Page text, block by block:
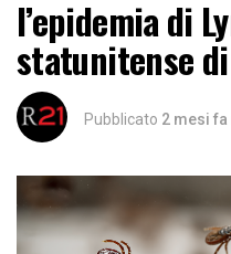
l’epidemia di
statunitense
Pubblicato 2 mesi fa